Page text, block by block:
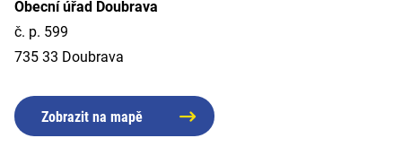
Obecní úřad Doubrava
č. p. 599
735 33 Doubrava
Zobrazit na mapě